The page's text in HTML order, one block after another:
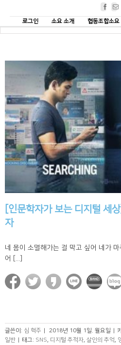
로그인
소요 소개 협동조합소요
[인문학자가 보는 디지털 세
자
네 몸이 소멸해가는 걸 막고 싶어 네가
어 [...]
글쓴이: 심 혁주 | 2018년 10월 1일. 월요일 |
일반 | 태그: SNS, 디지털 추적자, 살인의 추억,